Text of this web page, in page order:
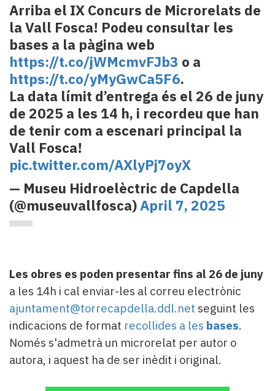
Arriba el IX Concurs de Microrelats de
la Vall Fosca! Podeu consultar les
bases a la pàgina web
https://t.co/jWMcmvFJb3 o a
https://t.co/yMyGwCa5F6.
La data límit d’entrega és el 26 de juny
de 2025 a les 14 h, i recordeu que han
de tenir com a escenari principal la
Vall Fosca!
pic.twitter.com/AXlyPj7oyX
— Museu Hidroelèctric de Capdella
(@museuvallfosca) April 7, 2025
Les obres es poden presentar fins al 26 de juny
a les 14h i cal enviar-les al correu electrònic
ajuntament@torrecapdella.ddl.net seguint les
indicacions de format recollides a les bases.
Només s'admetrà un microrelat per autor o
autora, i aquest ha de ser inèdit i original.